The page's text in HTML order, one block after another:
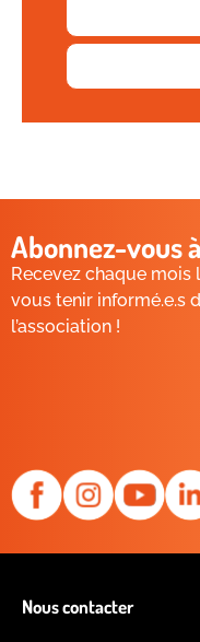
Abonnez-vous
Recevez chaque
vous tenir informé.e.s
l’association !
Nous contacter